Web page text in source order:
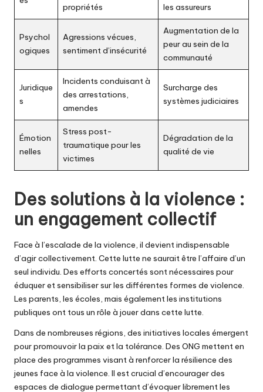
propriétés
les assureurs
Psychol
ogiques
Agressions vécues,
sentiment d’insécurité
Augmentation de la
peur au sein de la
communauté
Juridique
s
Incidents conduisant à
des arrestations,
amendes
Surcharge des
systèmes judiciaires
Émotion
nelles
Stress post-
traumatique pour les
victimes
Dégradation de la
qualité de vie
Des solutions à la violence :
un engagement collectif
Face à l’escalade de la violence, il devient indispensable
d’agir collectivement. Cette lutte ne saurait être l’affaire d’un
seul individu. Des efforts concertés sont nécessaires pour
éduquer et sensibiliser sur les différentes formes de violence.
Les parents, les écoles, mais également les institutions
publiques ont tous un rôle à jouer dans cette lutte.
Dans de nombreuses régions, des initiatives locales émergent
pour promouvoir la paix et la tolérance. Des ONG mettent en
place des programmes visant à renforcer la résilience des
jeunes face à la violence. Il est crucial d’encourager des
espaces de dialogue permettant d’évoquer librement les